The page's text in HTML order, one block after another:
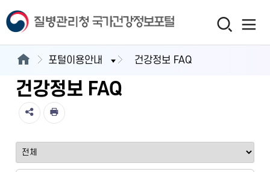
포털이용안내 건강정보 FAQ
건강정보 FAQ